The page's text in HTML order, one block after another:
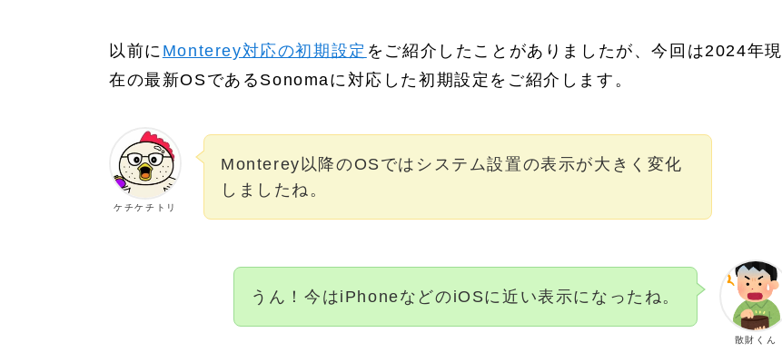
以前に Monterey対応の初期設定 をご紹介したことがありましたが、今回は2024年現
在の最新OSであるSonomaに対応した初期設定をご紹介します。
ケチケチトリ
Monterey以降のOSではシステム設置の表示が大きく変化
しましたね。
散財くん
うん！今はiPhoneなどのiOSに近い表示になったね。